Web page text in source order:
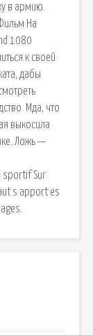
в армию.
На
1080
к своей
дабы
Мда, что
выкосила
Ложь —
sportif Sur
s apport es